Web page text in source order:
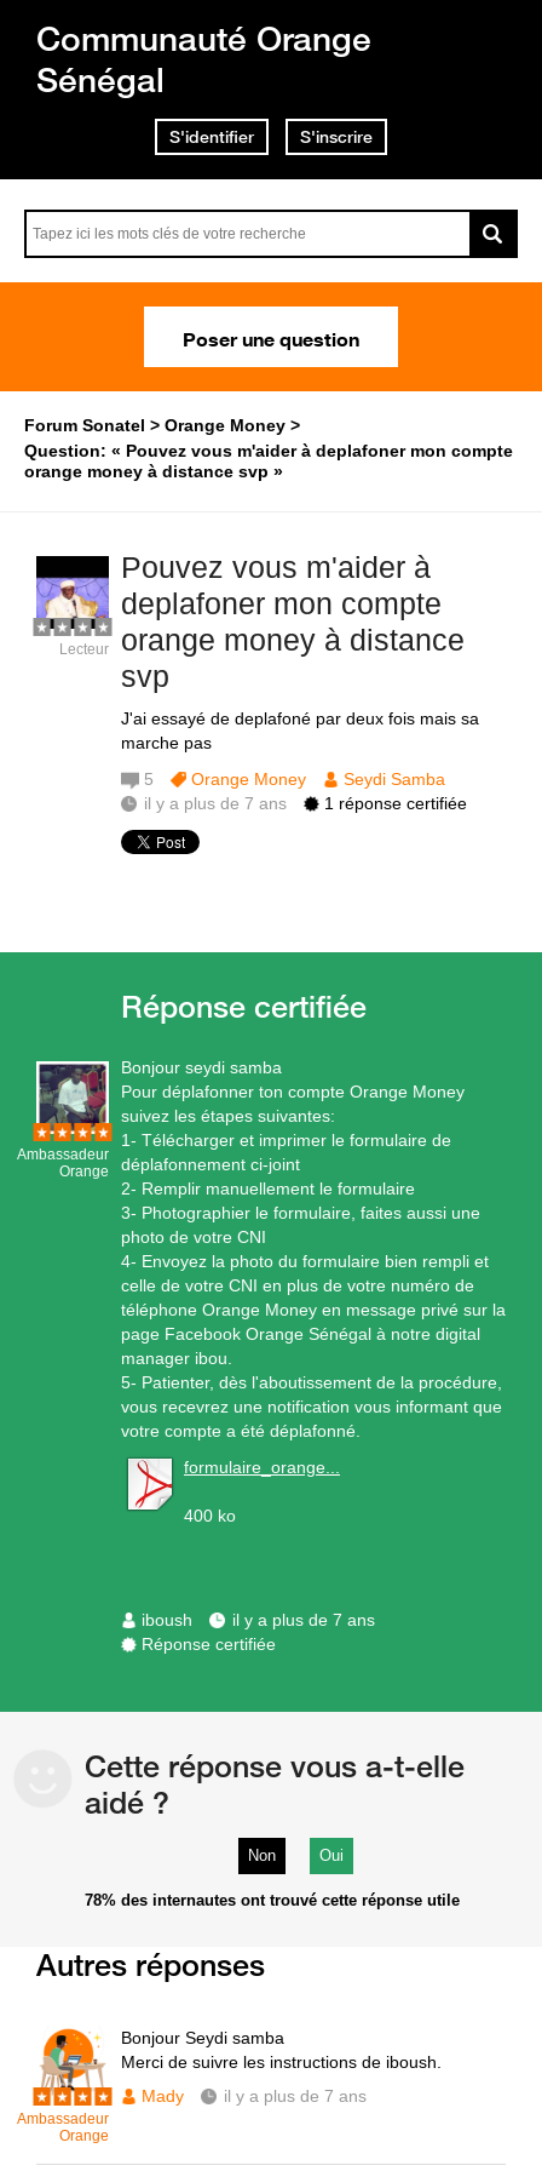
Communauté Orange
Sénégal
S'identifier S'inscrire
Poser une question
Forum Sonatel
Orange Money
Question: « Pouvez vous m'aider à deplafoner mon compte
orange money à distance svp »
Pouvez vous m'aider à
deplafoner mon compte
orange money à distance
svp
J'ai essayé de deplafoné par deux fois mais sa
marche pas
Lecteur
5 Orange Money
Seydi Samba
il y a plus de 7 ans
1 réponse certifiée
Ambassadeur
Orange
Bonjour seydi samba
Pour déplafonner ton compte Orange Money
suivez les étapes suivantes:
1- Télécharger et imprimer le formulaire de
déplafonnement ci-joint
2- Remplir manuellement le formulaire
3- Photographier le formulaire, faites aussi une
photo de votre CNI
4- Envoyez la photo du formulaire bien rempli et
celle de votre CNI en plus de votre numéro de
téléphone Orange Money en message privé sur la
page Facebook Orange Sénégal à notre digital
manager ibou.
5- Patienter, dès l'aboutissement de la procédure,
vous recevrez une notification vous informant que
votre compte a été déplafonné.
formulaire_orange...
400 ko
iboush
il y a plus de 7 ans
Réponse certifiée
Cette réponse vous a-t-elle
aidé ?
Non Oui
78% des internautes ont trouvé cette réponse utile
Autres réponses
Ambassadeur
Orange
Bonjour Seydi samba
Merci de suivre les instructions de iboush.
Mady
il y a plus de 7 ans